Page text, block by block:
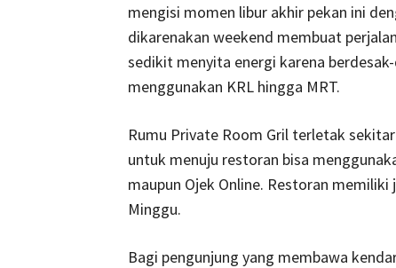
mengisi momen libur akhir pekan ini
dikarenakan weekend membuat
sedikit menyita energi karena
menggunakan KRL hingga MRT.
Rumu Private Room Gril terletak
untuk menuju restoran bisa
maupun Ojek Online. Restoran memiliki
Minggu.
Bagi pengunjung yang membawa